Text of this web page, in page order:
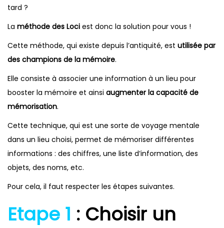
tard ?
La méthode des Loci est donc la solution pour vous !
Cette méthode, qui existe depuis l’antiquité, est utilisée par
des champions de la mémoire.
Elle consiste à associer une information à un lieu pour
booster la mémoire et ainsi augmenter la capacité de
mémorisation.
Cette technique, qui est une sorte de voyage mentale
dans un lieu choisi, permet de mémoriser différentes
informations : des chiffres, une liste d’information, des
objets, des noms, etc.
Pour cela, il faut respecter les étapes suivantes.
Etape 1 : Choisir un